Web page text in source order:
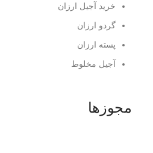
خرید آجیل ارزان
گردو ارزان
پسته ارزان
آجیل مخلوط
مجوزها